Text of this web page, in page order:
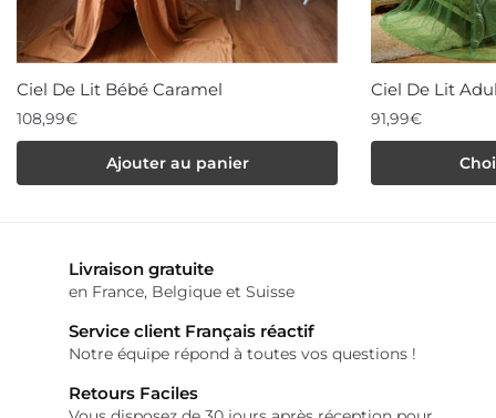
Ciel De Lit Bébé Caramel
108,99€
Ajouter au panier
Ciel De Lit
91,99€
produit
peuvent
Livraison gratuite
en France, Belgique et Suisse
Service client Français réactif
Notre équipe répond à toutes vos questions !
Retours Faciles